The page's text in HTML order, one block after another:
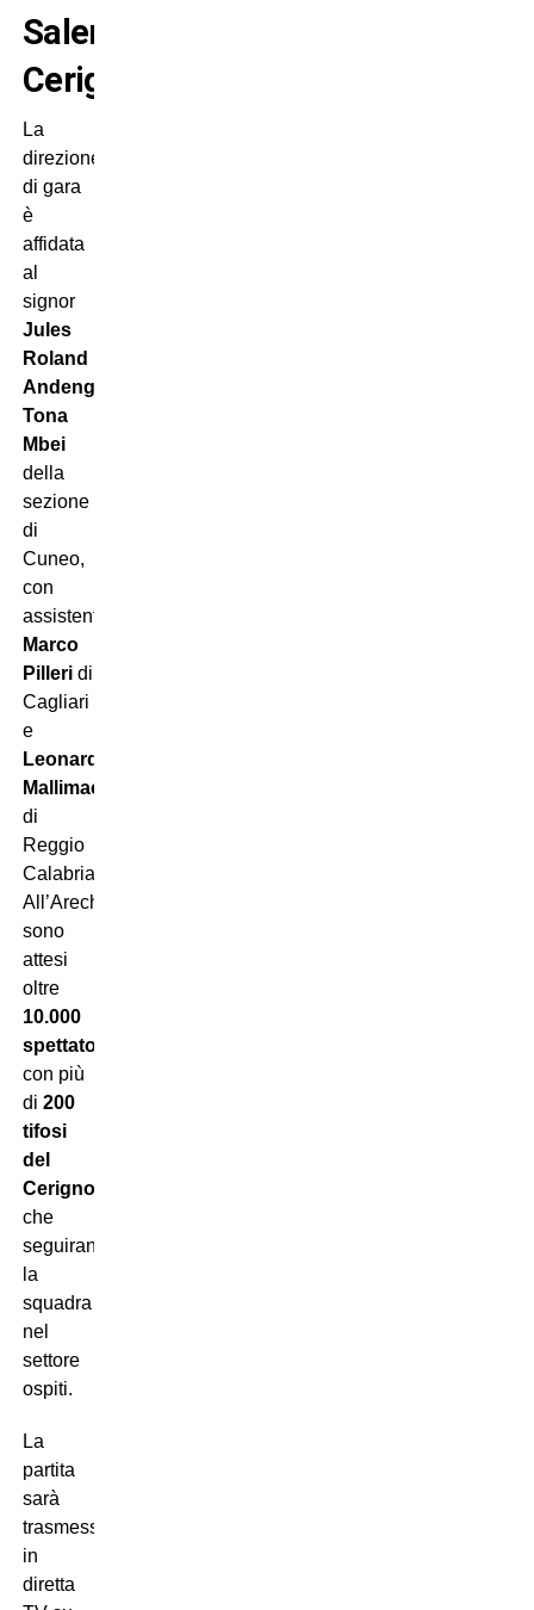
Salernitana-
Cerignola
La
direzione
di gara
è
affidata
al
signor
Jules
Roland
Andeng
Tona
Mbei
della
sezione
di
Cuneo,
con
assistenti
Marco
Pilleridi
Cagliari
e
Leonardo
Mallimaci
di
Reggio
Calabria.
All’Arechi
sono
attesi
oltre
10.000
spettatori
con più
di 200
tifosi
del
Cerignola
che
seguiranno
la
squadra
nel
settore
ospiti.
La
partita
sarà
trasmessa
in
diretta